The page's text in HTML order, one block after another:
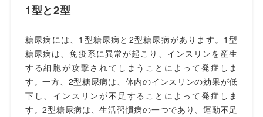
1型と2型
糖尿病には、1型糖尿病と2型糖尿病があります。1型
糖尿病は、免疫系に異常が起こり、インスリンを産生
する細胞が攻撃されてしまうことによって発症しま
す。一方、2型糖尿病は、体内のインスリンの効果が低
下し、インスリンが不足することによって発症しま
す。2型糖尿病は、生活習慣病の一つであり、運動不足